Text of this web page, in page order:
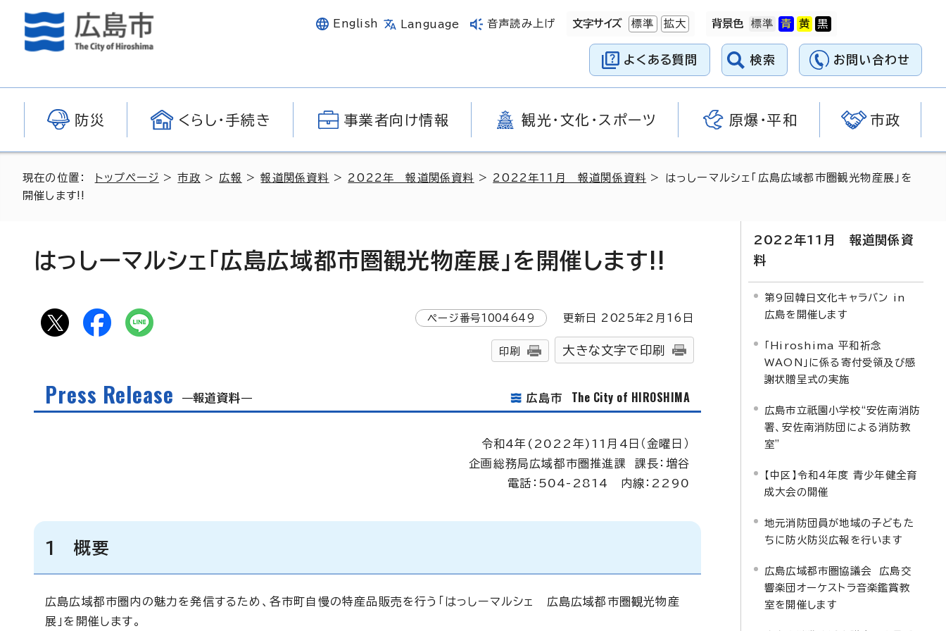
English Language 音声読み上げ 文字サイズ 標準 拡大 背景色
よくある質問 検索 お問い合わせ
防災 くらし・手続き 事業者向け情報 観光・文化・スポーツ 原爆・平和 市政
現在の位置： トップページ >市政 > 広報 >報道関係資料 > 2022年 報道関係資料 > 2022年11月 報道関係資料 > はっしーマルシェ「広島広域都市圏観光物産展」を
開催します!!
はっしーマルシェ「広島広域都市圏観光物産展」を開催します!!
ページ番号1004649 更新日 2025年2月 16 日
印刷 大きな文字で印刷
Press Release 報道資料 広島市 The City of HIROSHIMA
令和4年(2022年)11月4日（金曜日）
企画総務局広域都市圏推進課 課長：増谷
電話：504-2814 内線：2290
1 概要
広島広域都市圏内の魅力を発信するため、各市町自慢の特産品販売を行う「はっしーマルシェ 広島広域都市圏観光物産
展」を開催します。
2022年11月 報道関係資
料
第9回韓日文化キャラバン in
広島を開催します
「Hiroshima 平和祈念
WAON」に係る寄付受領及び感
謝状贈呈式の実施
広島市立祇園小学校“安佐南消防
署、安佐南消防団による消防教
室”
【中区】令和4年度 青少年健全育
成大会の開催
地元消防団員が地域の子どもた
ちに防火防災広報を行います
広島広域都市圏協議会 広島交
響楽団オーケストラ音楽鑑賞教
室を開催します